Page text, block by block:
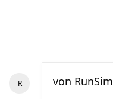
von RunSim